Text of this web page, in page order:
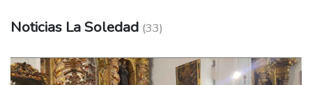
Noticias La Soledad (33)